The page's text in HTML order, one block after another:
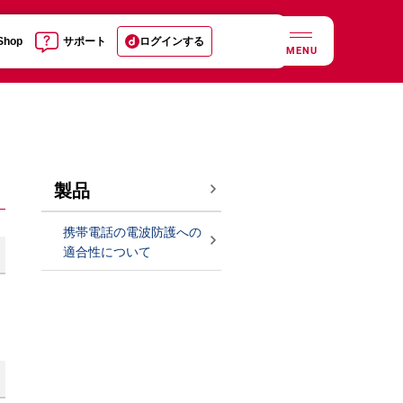
サポート ログインする
MENU
製品
携帯電話の電波防護への
適合性について